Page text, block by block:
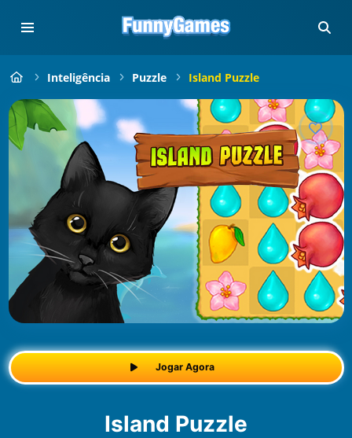
Inteligência Puzzle Island Puzzle
Jogar Agora
Island Puzzle